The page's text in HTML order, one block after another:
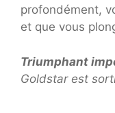
profondément,
et que vous
Triumphant
Goldstar est